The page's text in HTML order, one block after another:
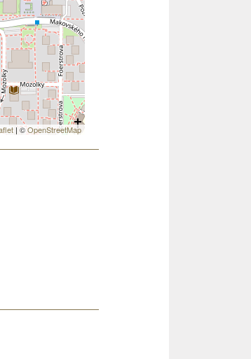
| ©OpenStreetMap